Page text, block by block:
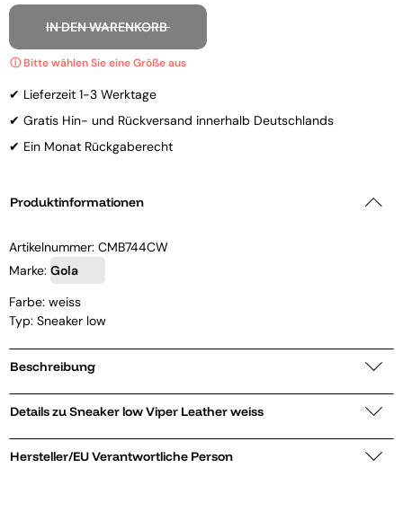
IN DEN WARENKORB
✔ Lieferzeit 1-3 Werktage
✔ Gratis Hin- und Rückversand innerhalb Deutschlands
✔ Ein Monat Rückgaberecht
Produktinformationen
Artikelnummer: CMB744CW
Marke: Gola
Farbe: weiss
Typ: Sneaker low
Beschreibung
Details zu Sneaker low Viper Leather weiss
Hersteller/EU Verantwortliche Person